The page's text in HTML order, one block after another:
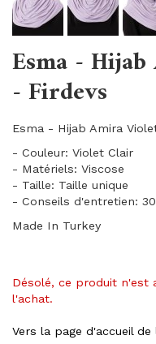
Esma -
- Firdevs
Esma - Hijab Amira
- Couleur: Violet Clair
- Matériels: Viscose
- Taille: Taille unique
- Conseils d'entretien:
Made In Turkey
Désolé, ce produit n'est
l'achat.
Vers la page d'accueil